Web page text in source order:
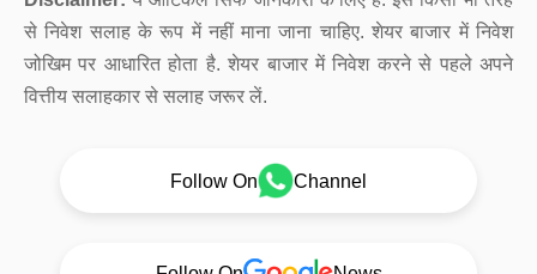
से निवेश सलाह के रूप में नहीं माना जाना चाहिए. शेयर बाजार में निवेश
जोखिम पर आधारित होता है. शेयर बाजार में निवेश करने से पहले अपने
वित्तीय सलाहकार से सलाह जरूर लें.
Follow On Channel